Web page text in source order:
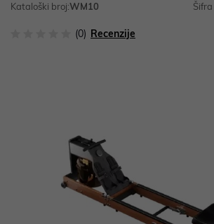
Kataloški broj:WM10
(0) Recenzije